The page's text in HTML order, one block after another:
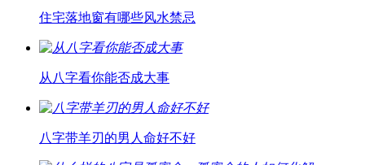
住宅落地窗有哪些风水禁忌
从八字看你能否成大事
八字带羊刃的男人命好不好